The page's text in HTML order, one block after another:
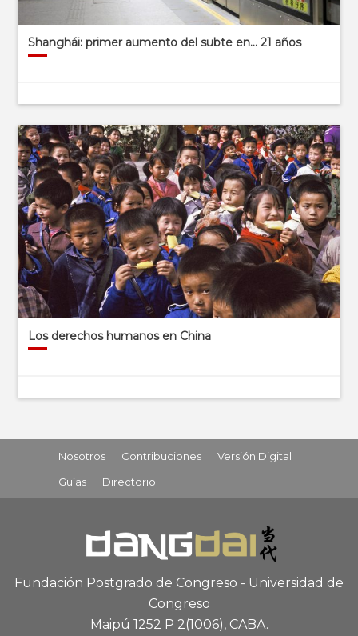
Shanghái: primer aumento del subte en… 21 años
Los derechos humanos en China
Nosotros Contribuciones
Versión Digital
Guías
Directorio
Fundación Postgrado de Congreso - Universidad de
Congreso
Maipú 1252 P 2(1006), CABA.